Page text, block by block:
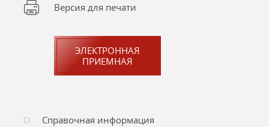
Версия для печати
ЭЛЕКТРОННАЯ
ПРИЕМНАЯ
Справочная информация